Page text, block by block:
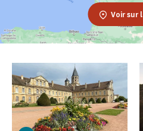
Voir sur